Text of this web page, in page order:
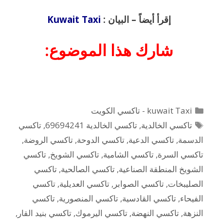
إقرأ أيضاً – البيان : Kuwait Taxi
شارك هذا الموضوع:
التصنيفات
kuwait Taxi - تاكسي الكويت
الوسوم
تاكسي الخالدية,تاكسي الخالدية 69694241 ,تاكسي
الدسمة, تاكسي الدعية, تاكسي الدوحة, تاكسي الروضة,
تاكسي السرة, تاكسي الشامية, تاكسي الشويخ, تاكسي
الشويخ المنطقة الصناعية, تاكسي الصالحية, تاكسي
الصليبخات, تاكسي الصوابر , تاكسي العديلية, تاكسي
الفيحاء, تاكسي القادسية, تاكسي المنصورية, تاكسي
النزهة, تاكسي النهضة, تاكسي اليرموك, تاكسي بنيد القار ,